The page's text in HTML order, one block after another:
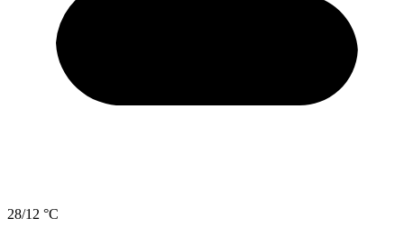
28/12 °C